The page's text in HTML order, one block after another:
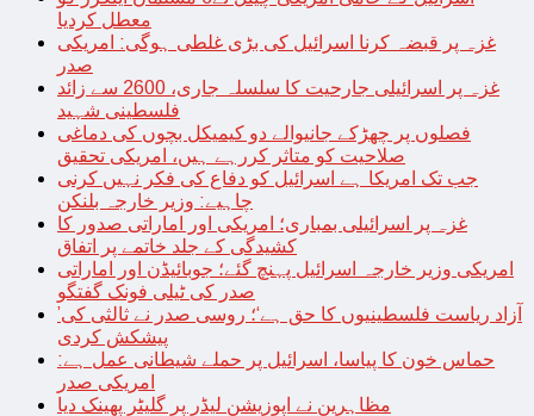
معطل کردیا
غزہ پر قبضہ کرنا اسرائیل کی بڑی غلطی ہوگی: امریکی
صدر
غزہ پر اسرائیلی جارحیت کا سلسلہ جاری، 2600 سے زائد
فلسطینی شہید
فصلوں پر چھڑکے جانیوالے دو کیمیکل بچوں کی دماغی
صلاحیت کو متاثر کررہے ہیں، امریکی تحقیق
جب تک امریکا ہے اسرائیل کو دفاع کی فکر نہیں کرنی
چاہیے: وزیر خارجہ بلنکن
غزہ پر اسرائیلی بمباری؛ امریکی اور اماراتی صدور کا
کشیدگی کے جلد خاتمے پر اتفاق
امریکی وزیر خارجہ اسرائیل پہنچ گئے؛ جوبائیڈن اور اماراتی
صدر کی ٹیلی فونک گفتگو
’آزاد ریاست فلسطینیوں کا حق ہے‘؛ روسی صدر نے ثالثی کی
پیشکش کردی
حماس خون کا پیاسا، اسرائیل پر حملے شیطانی عمل ہے:
امریکی صدر
مظاہرین نے اپوزیشن لیڈر پر گلیٹر پھینک دیا